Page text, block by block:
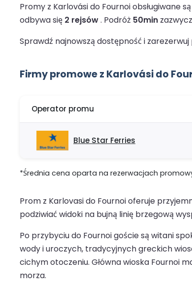
Promy z Karlovási do Fournoi obsługiwane
odbywa się 2 rejsów. Podróż 50min
Sprawdź najnowszą dostępność i zarezerwuj
Firmy promowe z Karlovási do
Operator promu
Blue Star Ferries
*Średnia cena oparta na rezerwacjach
Prom z Karlovasi do Fournoi oferuje
podziwiać widoki na bujną linię brzegową
Po przybyciu do Fournoi goście są witani
wody i uroczych, tradycyjnych greckich
cichym otoczeniu. Główna wioska Fournoi
morza.